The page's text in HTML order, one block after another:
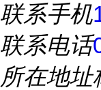
联系手机
联系电话
所在地址